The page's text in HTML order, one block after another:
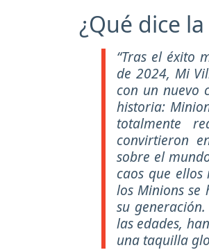
¿Qué dice
“Tras el éxito
de 2024, Mi
con un nuevo
historia:
totalmente
convirtieron
sobre el
caos que ellos
los Minions se
su
las edades,
una taquilla